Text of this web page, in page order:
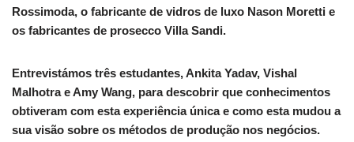
Rossimoda, o fabricante de vidros de luxo Nason Moretti e
os fabricantes de prosecco Villa Sandi.
Entrevistámos três estudantes, Ankita Yadav, Vishal
Malhotra e Amy Wang, para descobrir que conhecimentos
obtiveram com esta experiência única e como esta mudou a
sua visão sobre os métodos de produção nos negócios.